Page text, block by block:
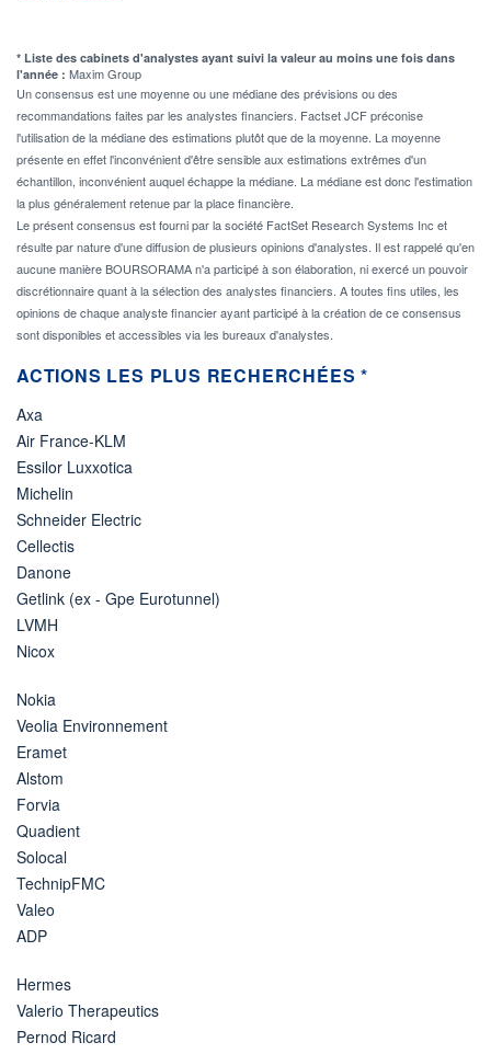
* Liste des cabinets d'analystes ayant suivi la valeur au moins une fois dans
l'année : Maxim Group
Un consensus est une moyenne ou une médiane des prévisions ou des
recommandations faites par les analystes financiers. Factset JCF préconise
l'utilisation de la médiane des estimations plutôt que de la moyenne. La moyenne
présente en effet l'inconvénient d'être sensible aux estimations extrêmes d'un
échantillon, inconvénient auquel échappe la médiane. La médiane est donc l'estimation
la plus généralement retenue par la place financière.
Le présent consensus est fourni par la société FactSet Research Systems Inc et
résulte par nature d'une diffusion de plusieurs opinions d'analystes. Il est rappelé qu'en
aucune manière BOURSORAMA n'a participé à son élaboration, ni exercé un pouvoir
discrétionnaire quant à la sélection des analystes financiers. A toutes fins utiles, les
opinions de chaque analyste financier ayant participé à la création de ce consensus
sont disponibles et accessibles via les bureaux d'analystes.
ACTIONS LES PLUS RECHERCHÉES *
Axa
Air France-KLM
Essilor Luxxotica
Michelin
Schneider Electric
Cellectis
Danone
Getlink (ex - Gpe Eurotunnel)
LVMH
Nicox
Nokia
Veolia Environnement
Eramet
Alstom
Forvia
Quadient
Solocal
TechnipFMC
Valeo
ADP
Hermes
Valerio Therapeutics
Pernod Ricard